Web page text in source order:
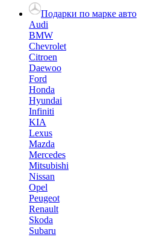
Подарки по марке авто
Audi
BMW
Chevrolet
Citroen
Daewoo
Ford
Honda
Hyundai
Infiniti
KIA
Lexus
Mazda
Mercedes
Mitsubishi
Nissan
Opel
Peugeot
Renault
Skoda
Subaru